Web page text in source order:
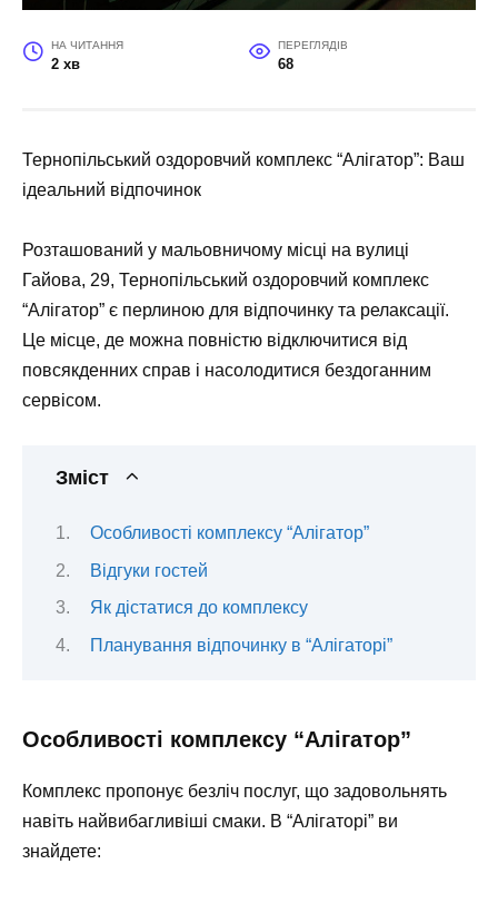
НА ЧИТАННЯ
2 хв
ПЕРЕГЛЯДІВ
68
Тернопільський оздоровчий комплекс “Алігатор”: Ваш
ідеальний відпочинок
Розташований у мальовничому місці на вулиці
Гайова, 29, Тернопільський оздоровчий комплекс
“Алігатор” є перлиною для відпочинку та релаксації.
Це місце, де можна повністю відключитися від
повсякденних справ і насолодитися бездоганним
сервісом.
Зміст
Особливості комплексу “Алігатор”
Відгуки гостей
Як дістатися до комплексу
Планування відпочинку в “Алігаторі”
Особливості комплексу “Алігатор”
Комплекс пропонує безліч послуг, що задовольнять
навіть найвибагливіші смаки. В “Алігаторі” ви
знайдете: